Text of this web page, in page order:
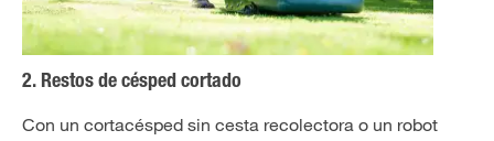
2. Restos de césped cortado
Con un cortacésped sin cesta recolectora o un robot